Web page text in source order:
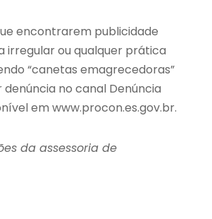
encontrarem publicidade
irregular ou qualquer prática
“canetas emagrecedoras”
no canal Denúncia
em www.procon.es.gov.br.
da assessoria de